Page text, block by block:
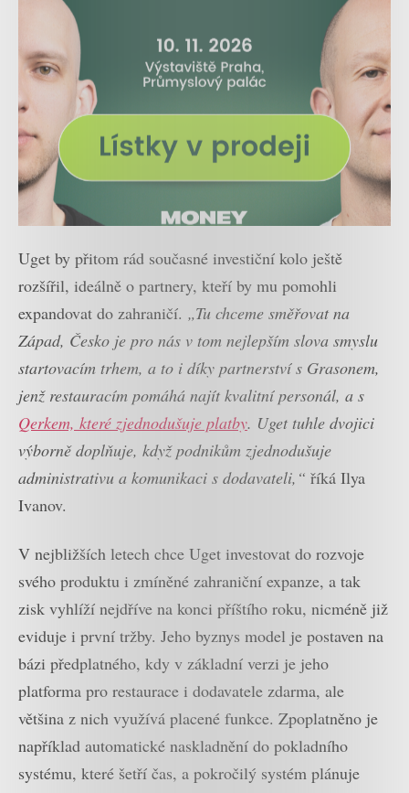
Uget by přitom rád současné investiční kolo ještě
rozšířil, ideálně o partnery, kteří by mu pomohli
expandovat do zahraničí. „Tu chceme směřovat na
Západ, Česko je pro nás v tom nejlepším slova smyslu
startovacím trhem, a to i díky partnerství s Grasonem,
jenž restauracím pomáhá najít kvalitní personál, a s
Qerkem, které zjednodušuje platby. Uget tuhle dvojici
výborně doplňuje, když podnikům zjednodušuje
administrativu a komunikaci s dodavateli,“ říká Ilya
Ivanov.
V nejbližších letech chce Uget investovat do rozvoje
svého produktu i zmíněné zahraniční expanze, a tak
zisk vyhlíží nejdříve na konci příštího roku, nicméně již
eviduje i první tržby. Jeho byznys model je postaven na
bázi předplatného, kdy v základní verzi je jeho
platforma pro restaurace i dodavatele zdarma, ale
většina z nich využívá placené funkce. Zpoplatněno je
například automatické naskladnění do pokladního
systému, které šetří čas, a pokročilý systém plánuje